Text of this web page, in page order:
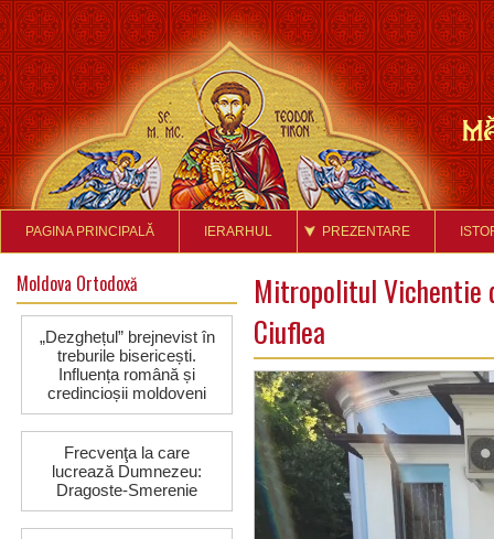
PAGINA PRINCIPALĂ IERARHUL PREZENTARE
Moldova Ortodoxă
„Dezghețul” brejnevist în
treburile bisericești.
Influența română și
credincioșii moldoveni
Frecvenţa la care
lucrează Dumnezeu:
Dragoste-Smerenie
Mitropolitul Vichentie
Ciuflea